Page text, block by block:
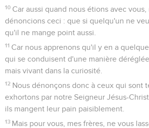
10 Car aussi quand nous étions avec vous,
dénoncions ceci : que si quelqu'un ne
qu'il ne mange point aussi.
11 Car nous apprenons qu'il y en a
qui se conduisent d'une manière
mais vivant dans la curiosité.
12 Nous dénonçons donc à ceux qui sont
exhortons par notre Seigneur Jésus-
ils mangent leur pain paisiblement.
13 Mais pour vous, mes frères, ne vous